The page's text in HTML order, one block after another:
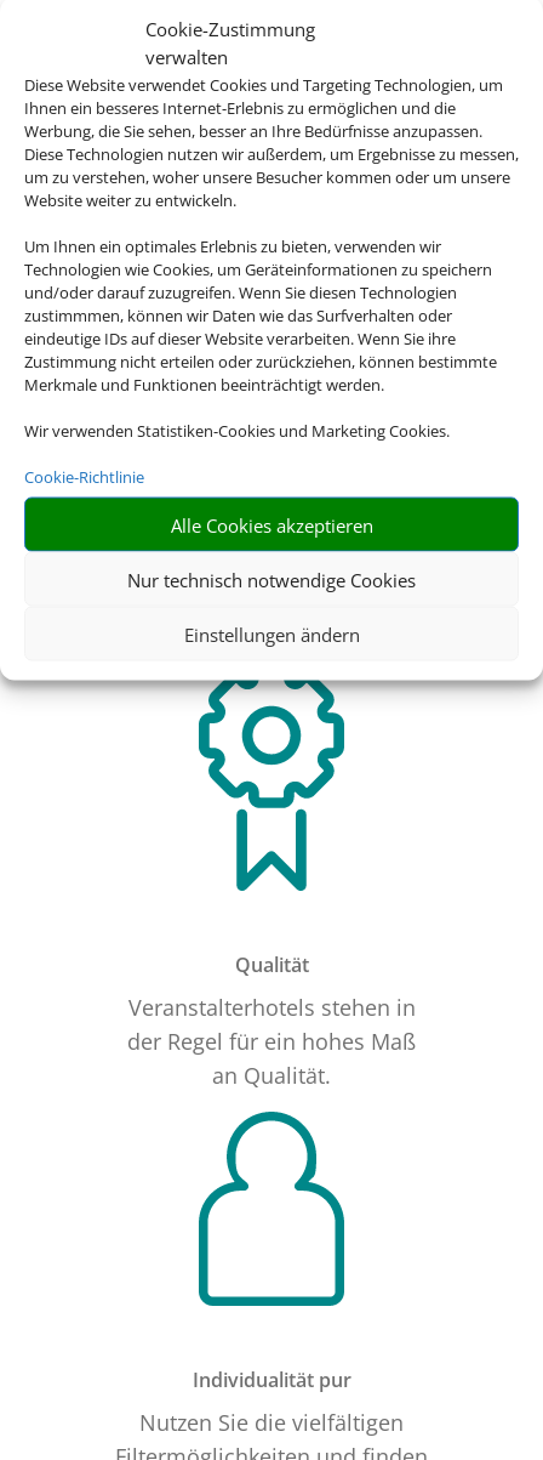
Cookie-Zustimmung
verwalten
Diese Website verwendet Cookies und Targeting Technologien, um
Ihnen ein besseres Internet-Erlebnis zu ermöglichen und die
Werbung, die Sie sehen, besser an Ihre Bedürfnisse anzupassen.
Diese Technologien nutzen wir außerdem, um Ergebnisse zu messen,
um zu verstehen, woher unsere Besucher kommen oder um unsere
Website weiter zu entwickeln.
Um Ihnen ein optimales Erlebnis zu bieten, verwenden wir
Technologien wie Cookies, um Geräteinformationen zu speichern
und/oder darauf zuzugreifen. Wenn Sie diesen Technologien
zustimmmen, können wir Daten wie das Surfverhalten oder
eindeutige IDs auf dieser Website verarbeiten. Wenn Sie ihre
Zustimmung nicht erteilen oder zurückziehen, können bestimmte
Merkmale und Funktionen beeinträchtigt werden.
Wir verwenden Statistiken-Cookies und Marketing Cookies.
Cookie-Richtlinie
Alle Cookies akzeptieren
Nur technisch notwendige Cookies
Einstellungen ändern
Cookies. Es werden ggf. personenbezogene Daten
verarbeitet.
Cookies akzeptieren
Die Abwicklung der Buchung übernimmt Schmetterling
International GmbH & Co.KG im Auftrag des
Riesige Auswahl
Wählen Sie aus einer Vielzahl
an Hotel Angeboten weltweit!
Qualität
Veranstalterhotels stehen in
der Regel für ein hohes Maß
an Qualität.
Individualität pur
Nutzen Sie die vielfältigen